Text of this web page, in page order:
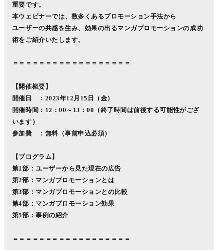
重要です。
本ウェビナーでは、数多くあるプロモーション手法から
ユーザーの共感を生み、効果の出るマンガプロモーションの成功
術をご紹介いたします。
＝＝＝＝＝＝＝＝＝＝＝＝＝＝＝＝＝＝
【開催概要】
開催日 ：2023年12月15日（金）
開催時間：12：00～13：00（終了時間は前後する可能性がござ
います）
参加費 ：無料（事前申込必須）
【プログラム】
第1部：ユーザーから見た現在の広告
第2部：マンガプロモーションとは
第3部：マンガプロモーションとの比較
第4部：マンガプロモーション効果
第5部：事例の紹介
＝＝＝＝＝＝＝＝＝＝＝＝＝＝＝＝＝＝